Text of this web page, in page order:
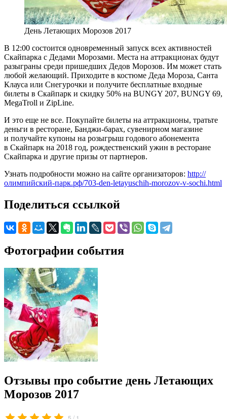
День Летающих Морозов 2017
В 12:00 состоится одновременный запуск всех активностей
Скайпарка с Дедами Морозами. Места на аттракционах будут
разыграны среди пришедших Дедов Морозов. Им может стать
любой желающий. Приходите в костюме Деда Мороза, Санта
Клауса или Снегурочки и получите бесплатные входные
билеты в Скайпарк и скидку 50% на BUNGY 207, BUNGY 69,
MegaTroll и ZipLine.
И это еще не все. Покупайте билеты на аттракционы, тратьте
деньги в ресторане, Банджи-барах, сувенирном магазине
и получайте купоны на розыгрыш годового абонемента
в Скайпарк на 2018 год, рождественский ужин в ресторане
Скайпарка и другие призы от партнеров.
Узнать подробности можно на сайте организаторов: http://
олимпийский-парк.рф/703-den-letayuschih-morozov-v-sochi.html
Поделиться ссылкой
Фотографии события
Отзывы про событие день Летающих
Морозов 2017
/